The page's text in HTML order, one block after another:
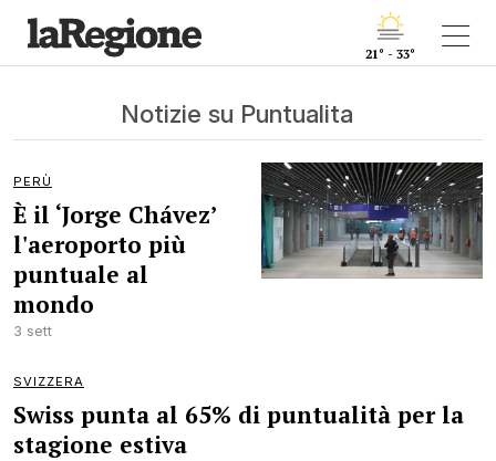
21° - 33°
Notizie su Puntualita
PERÙ
È il ‘Jorge Chávez’
l'aeroporto più
puntuale al
mondo
3 sett
SVIZZERA
Swiss punta al 65% di puntualità per la
stagione estiva